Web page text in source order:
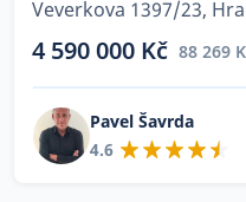
Co říkají naši
Blog
O nás
Kariéra
4 590 000 Kč 88 269
Pavel Šavrda
4.6